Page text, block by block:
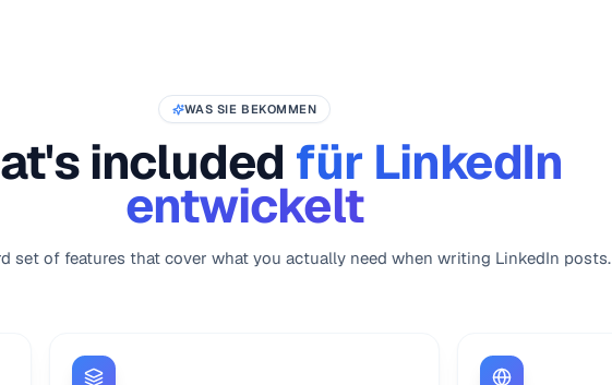
WAS SIE BEKOMMEN
included für LinkedIn
entwickelt
set of features that cover what you actually need when writing LinkedIn posts.